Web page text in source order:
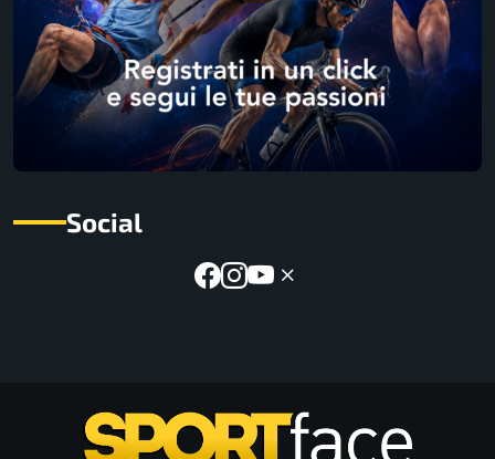
Social